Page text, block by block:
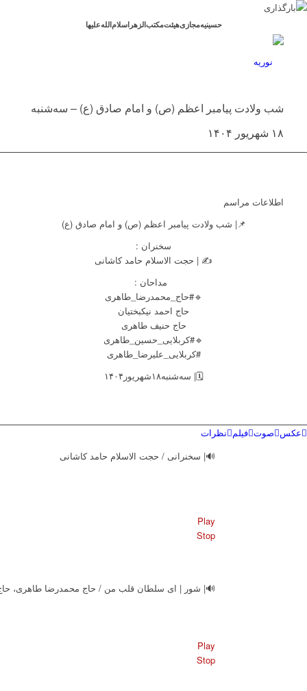
حسینیه‌مجازی‌هیئت‌مکتب‌الزهراسلام‌الله‌علیها
شب ولادت پیامبر اعظم (ص) و امام صادق (ع) – سه‌شنبه
۱۸ شهریور ۱۴۰۴
اطلاعات مراسم
📌| شب ولادت پیامبر اعظم (ص) و امام صادق (ع)
سخنران :
✍️ | حجت الاسلام حامد کاشانی
مداحان :
🔹#حاج_محمدرضا_طاهری
حاج احمد نیکبختیان
حاج حنیف طاهری
🔹#کربلایی_حسین_طاهری
#کربلایی_علیرضا_طاهری
🗓| سه‌شنبه۱۸شهریور۱۴۰۴
عکس صوت فیلم نظرات
🔊| سخنرانی / حجت الاسلام حامد کاشانی
Play
Stop
🔊| شور | ای سلطان قلب من / حاج محمدرضا طاهری،
Play
Stop